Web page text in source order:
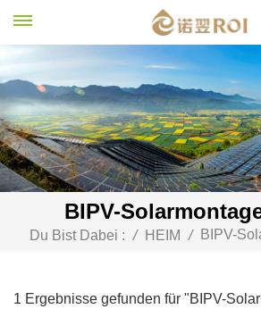
BIPV-
Du Bist Dabei : / HEIM / BIPV-
1 Ergebnisse gefunden für "BIPV-